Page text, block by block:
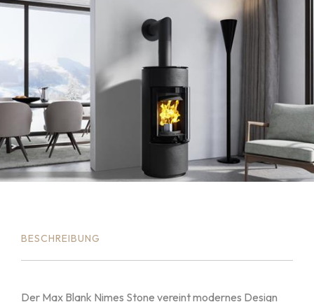
BESCHREIBUNG
Der Max Blank Nimes Stone vereint modernes Design